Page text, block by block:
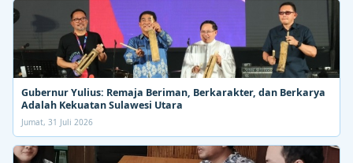
Gubernur Yulius: Remaja Beriman, Berkarakter, dan Berkarya
Adalah Kekuatan Sulawesi Utara
Jumat, 31 Juli 2026